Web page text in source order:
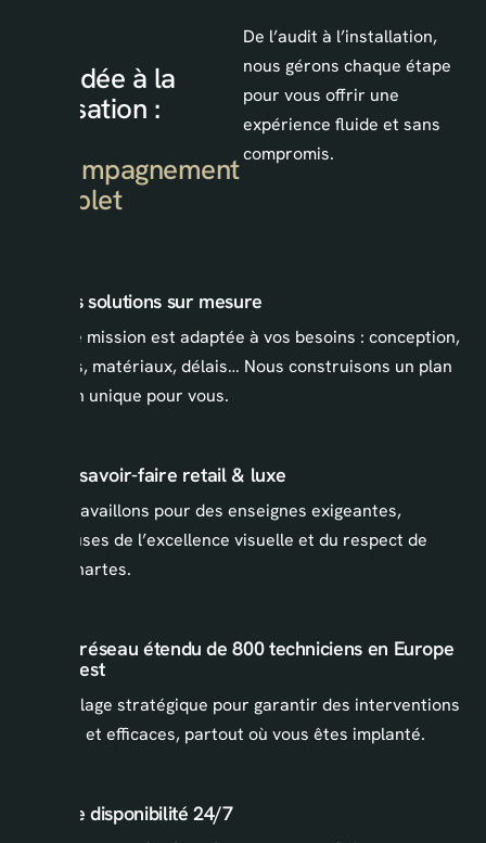
De l'idée à la
réalisation :
accompagnement
complet
De l’audit à l’installation,
nous gérons chaque étape
pour vous offrir une
expérience fluide et sans
compromis.
01. Des solutions sur mesure
Chaque mission est adaptée à vos besoins : conception,
formats, matériaux, délais… Nous construisons un plan
d’action unique pour vous.
02. Un savoir-faire retail & luxe
Nous travaillons pour des enseignes exigeantes,
soucieuses de l’excellence visuelle et du respect de
leurs chartes.
03. Un réseau étendu de 800 techniciens en Europe
de l'Ouest
Un maillage stratégique pour garantir des interventions
rapides et efficaces, partout où vous êtes implanté.
04. Une disponibilité 24/7